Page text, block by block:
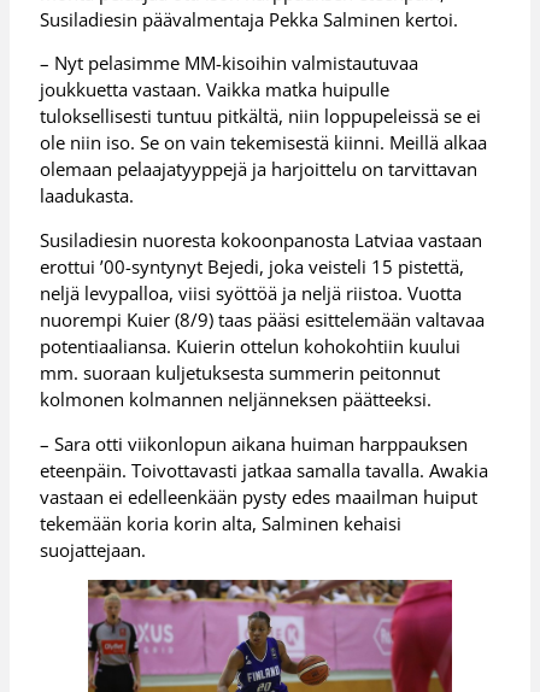
Susiladiesin päävalmentaja Pekka Salminen kertoi.
– Nyt pelasimme MM-kisoihin valmistautuvaa
joukkuetta vastaan. Vaikka matka huipulle
tuloksellisesti tuntuu pitkältä, niin loppupeleissä se ei
ole niin iso. Se on vain tekemisestä kiinni. Meillä alkaa
olemaan pelaajatyyppejä ja harjoittelu on tarvittavan
laadukasta.
Susiladiesin nuoresta kokoonpanosta Latviaa vastaan
erottui ’00-syntynyt Bejedi, joka veisteli 15 pistettä,
neljä levypalloa, viisi syöttöä ja neljä riistoa. Vuotta
nuorempi Kuier (8/9) taas pääsi esittelemään valtavaa
potentiaaliansa. Kuierin ottelun kohokohtiin kuului
mm. suoraan kuljetuksesta summerin peitonnut
kolmonen kolmannen neljänneksen päätteeksi.
– Sara otti viikonlopun aikana huiman harppauksen
eteenpäin. Toivottavasti jatkaa samalla tavalla. Awakia
vastaan ei edelleenkään pysty edes maailman huiput
tekemään koria korin alta, Salminen kehaisi
suojattejaan.